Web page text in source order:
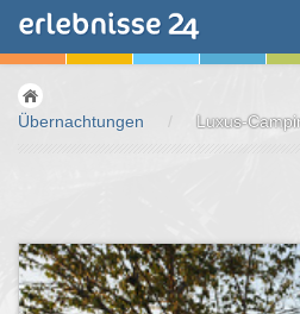
Übernachtungen / Luxus-